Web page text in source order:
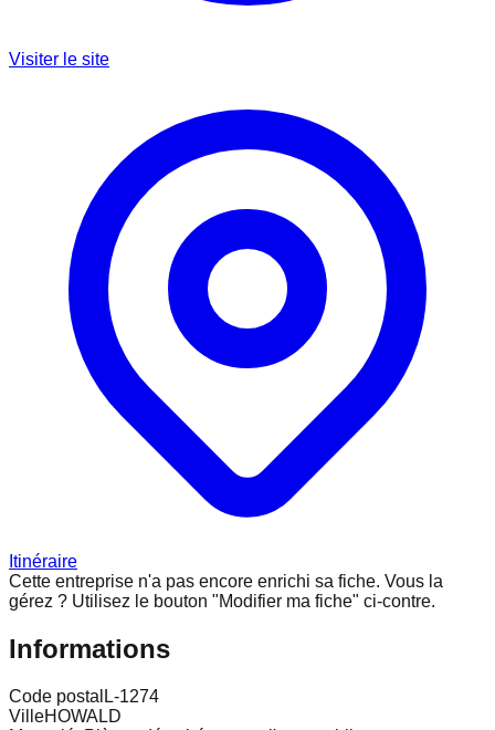
Visiter le site
Itinéraire
Cette entreprise n'a pas encore enrichi sa fiche. Vous la
gérez ? Utilisez le bouton "Modifier ma fiche" ci-contre.
Informations
Code postal L-1274
VilleHOWALD